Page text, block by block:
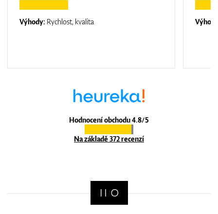
Hodnocení obchodu 4.8/5
Na základě 372 recenzí
Výhody: Rychlost, kvalita